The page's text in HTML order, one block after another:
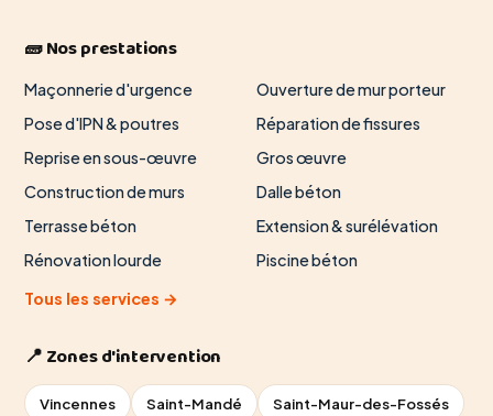
🧱 Nos prestations
Maçonnerie d'urgence
Ouverture de mur porteur
Pose d'IPN & poutres
Réparation de fissures
Reprise en sous-œuvre
Gros œuvre
Construction de murs
Dalle béton
Terrasse béton
Extension & surélévation
Rénovation lourde
Piscine béton
Tous les services →
📍 Zones d'intervention
Vincennes Saint-Mandé Saint-Maur-des-Fossés